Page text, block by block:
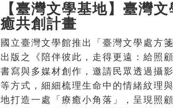
【臺灣文學基地】臺灣
癒共創計畫
國立臺灣文學館推出「臺灣文學處方
出版之《陪伴彼此，走得更遠：給照
書寫與多媒材創作，邀請民眾透過攝
等方式，細細梳理生命中的情緒紋理
地打造一處「療癒小角落」，呈現照